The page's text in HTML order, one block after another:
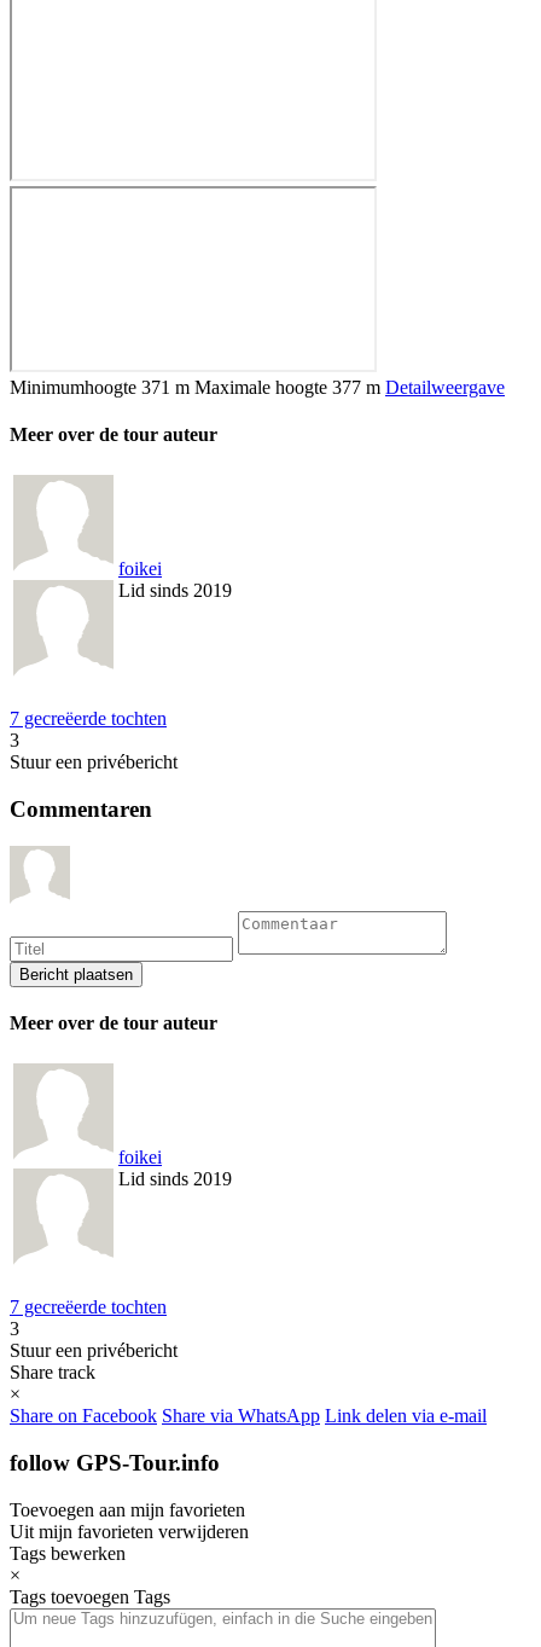
Minimumhoogte 371 m Maximale hoogte 377 m Detailweergave
Meer over de tour auteur
foikei
Lid sinds 2019
7 gecreëerde tochten
3
Stuur een privébericht
Commentaren
Meer over de tour auteur
foikei
Lid sinds 2019
7 gecreëerde tochten
3
Stuur een privébericht
Share track
×
Share on Facebook Share via WhatsApp Link delen via e-mail
follow GPS-Tour.info
Toevoegen aan mijn favorieten
Uit mijn favorieten verwijderen
Tags bewerken
×
Tags toevoegen Tags